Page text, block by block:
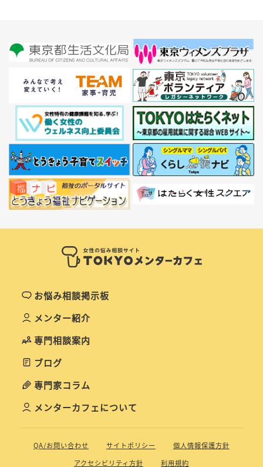
お悩み相談掲示板
メンター紹介
専門相談案内
ブログ
専門家コラム
メンターカフェについて
QA/お問い合わせ サイトポリシー
個人情報保護方針
アクセシビリティ方針
利用規約